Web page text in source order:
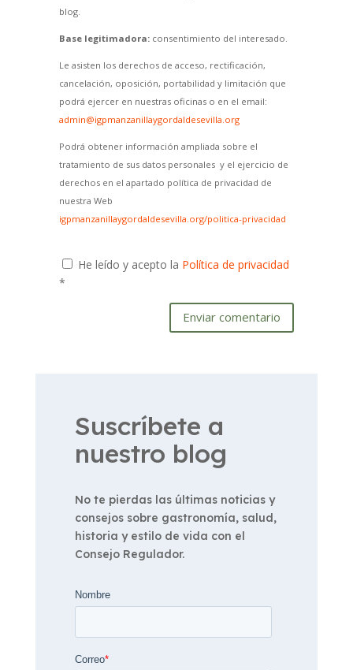
blog.
Base legitimadora:consentimiento del interesado.
Le asisten los derechos de acceso, rectificación,
cancelación, oposición, portabilidad y limitación que
podrá ejercer en nuestras oficinas o en el email:
admin@igpmanzanillaygordaldesevilla.org
Podrá obtener información ampliada sobre el
tratamiento de sus datos personales y el ejercicio de
derechos en el apartado política de privacidad de
nuestra Web
igpmanzanillaygordaldesevilla.org/politica-privacidad
He leído y acepto la Política de privacidad
*
Enviar comentario
Suscríbete a
nuestro blog
No te pierdas las últimas noticias y
consejos sobre gastronomía, salud,
historia y estilo de vida con el
Consejo Regulador.